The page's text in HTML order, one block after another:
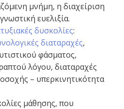
μνήμη, η διαχείριση
ευελιξία.
δυσκολίες:
διαταραχές,
φάσματος,
λόγου, διαταραχές
– υπερκινητικότητα
μάθησης, που